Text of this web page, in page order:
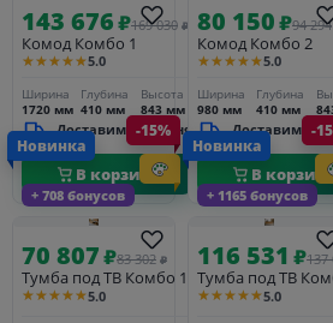
143 676₽169 030 ₽
Комод Комбо 1
★★★★★5.0
Ширина
1720 мм
Глубина
410 мм
Высота
843 мм
Доставим_за_3_дня
В корзину
80 150₽94 294
Комод Комбо 2
★★★★★5.0
Ширина
980 мм
Глубина
410 мм
В
+ 708 бонусов
Новинка
-15%
70 807₽83 302 ₽
Тумба под ТВ Комбо 1
★★★★★5.0
+ 1165 бонусов
Новинка
-
116 531 ₽137
Тумба под ТВ
★★★★★5.0